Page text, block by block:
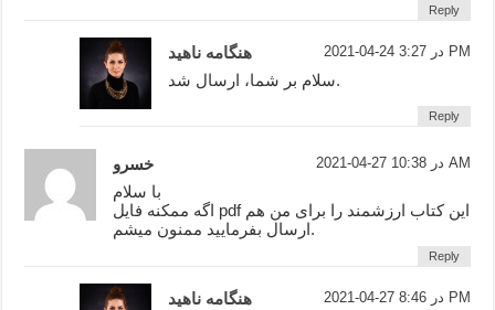
Reply
هنگامه ناهید 2021-04-24 در 3:27 PM
سلام بر شما، ارسال شد.
Reply
خسرو 2021-04-27 در 10:38 AM
با سلام
اگه ممکنه فایل pdf این کتاب ارزشمند را برای من هم
ارسال بفرمایید ممنون میشم.
Reply
هنگامه ناهید 2021-04-27 در 8:46 PM